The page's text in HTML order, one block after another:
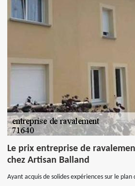
Le prix entreprise de
chez Artisan Balland
Ayant acquis de solides expériences sur le